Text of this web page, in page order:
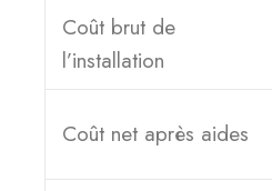
Coût brut de
l’installation
Coût net après aides